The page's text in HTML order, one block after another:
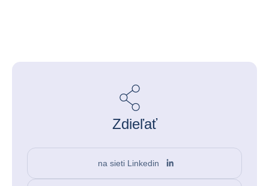
Zdieľať
na sieti Linkedin